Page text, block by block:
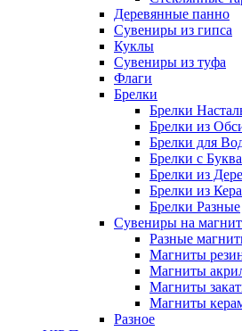
Деревянные панно
Сувениры из гипса
Куклы
Сувениры из туфа
Флаги
Брелки
Брелки
Брелки из
Брелки для
Брелки с
Брелки из
Брелки из
Брелки Разные
Сувениры на
Разные
Магниты
Магниты
Магниты
Магниты
Разное